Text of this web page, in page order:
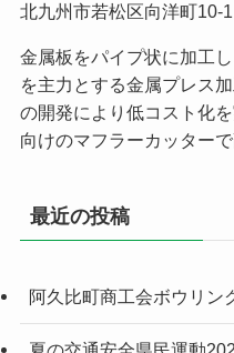
北九州市若松区向洋町10-1
金属板をパイプ状に加工
を主力とする金属プレス
の開発により低コスト化
向けのマフラーカッター
最近の投稿
阿久比町商工会ボウリン